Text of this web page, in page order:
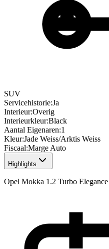
SUV
Servicehistorie:Ja
Interieur:Overig
Interieurkleur:Black
Aantal Eigenaren:1
Kleur:Jade Weiss/Arktis Weiss
Fiscaal:Marge Auto
Highlights
Opel Mokka 1.2 Turbo Elegance